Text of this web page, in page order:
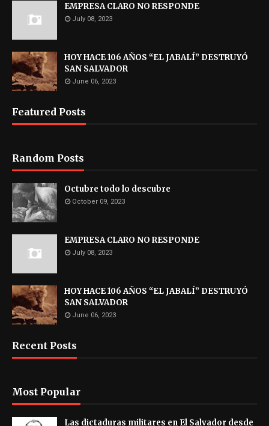
EMPRESA CLARO NO RESPONDE
July 08, 2023
HOY HACE 106 AÑOS “EL JABALÍ” DESTRUYÓ
SAN SALVADOR
June 06, 2023
Featured Posts
Random Posts
Octubre todo lo descubre
October 09, 2023
EMPRESA CLARO NO RESPONDE
July 08, 2023
HOY HACE 106 AÑOS “EL JABALÍ” DESTRUYÓ
SAN SALVADOR
June 06, 2023
Recent Posts
Most Popular
Las dictaduras militares en El Salvador desde